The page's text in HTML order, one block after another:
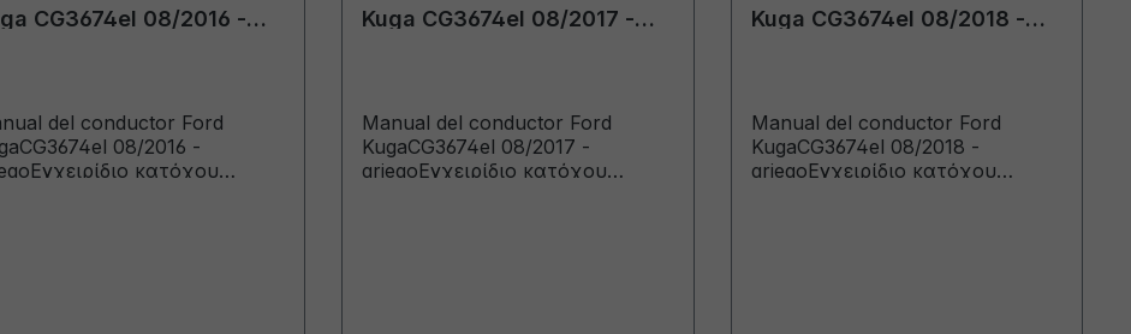
CG3674el 08/2016 -
del conductor Ford
08/2016 -
κατόχου
Kuga CG3674el 08/2017 -
Manual del conductor Ford
KugaCG3674el 08/2017 -
griegoΕγχειρίδιο κατόχου
Kuga CG3674el 08/2018 -
Manual del conductor Ford
KugaCG3674el 08/2018 -
griegoΕγχειρίδιο κατόχου